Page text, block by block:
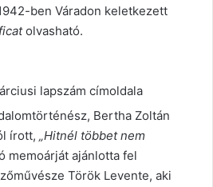
ben Váradon keletkezett
olvasható.
lapszám címoldala
Bertha Zoltán
írott, „Hitnél többet nem
memoárját ajánlotta fel
Török Levente, aki